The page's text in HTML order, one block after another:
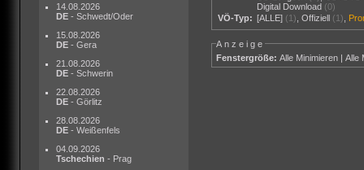
14.08.2026
DE - Schwedt/Oder
15.08.2026
DE - Gera
21.08.2026
DE - Schwerin
22.08.2026
DE - Görlitz
28.08.2026
DE - Weißenfels
04.09.2026
Tschechien - Prag
Digital Download (0)
VÖ-Typ: [ALLE] (1) ,Offiziell (1)
Anzeige
Fenstergröße: Alle Minimieren |Alle